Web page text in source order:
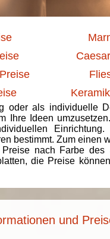
oder als individuelle
Ihre Ideen
bestimmt. Zum einen
nach Farbe des
die Preise
und